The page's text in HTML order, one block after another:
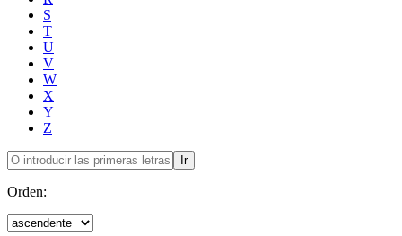
S
T
U
V
W
X
Y
Z
Ir
Orden: